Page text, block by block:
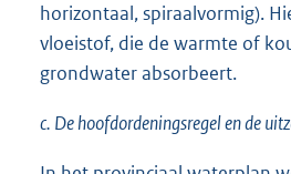
horizontaal, spiraalvormig).
vloeistof, die de warmte of
grondwater absorbeert.
c. De hoofdordeningsregel en de